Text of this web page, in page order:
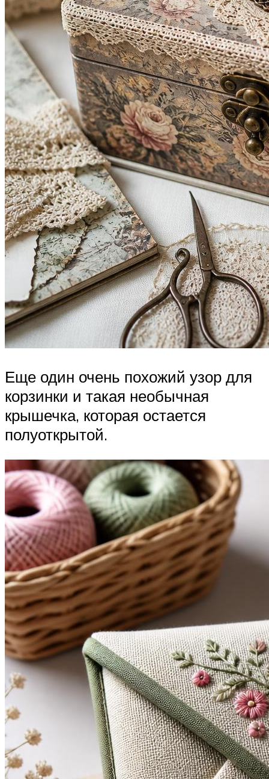
Еще один очень похожий узор для
корзинки и такая необычная
крышечка, которая остается
полуоткрытой.